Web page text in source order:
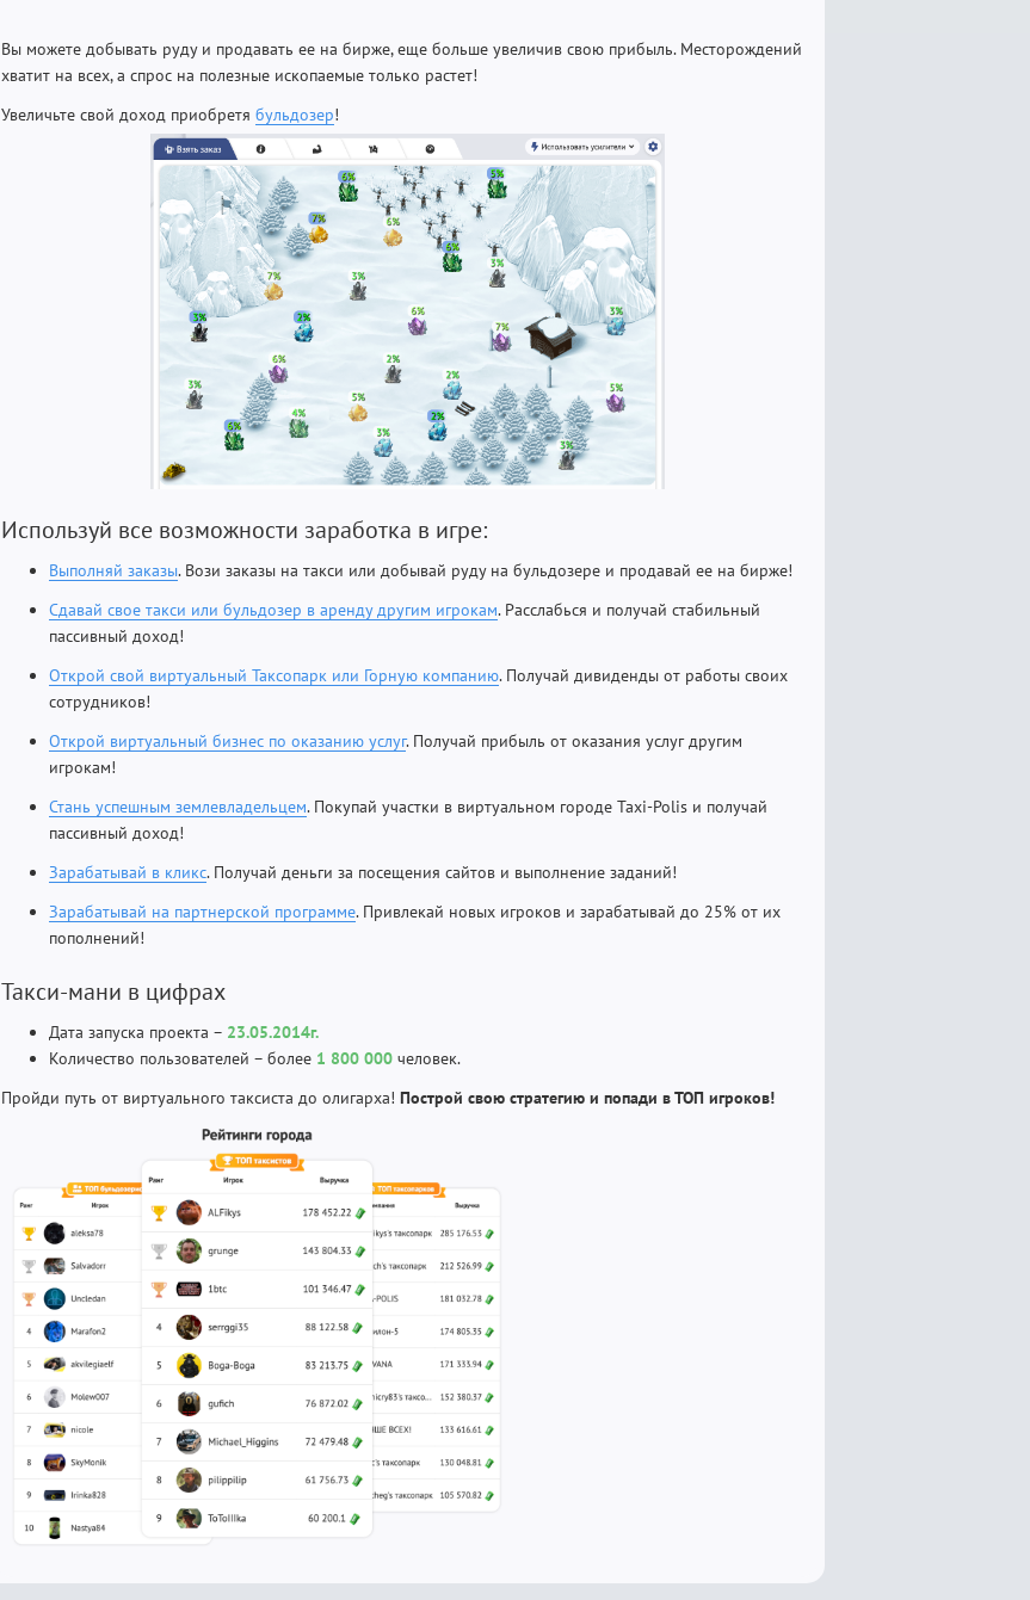
Вы можете добывать руду и продавать ее на бирже, еще больше увеличив свою прибыль. Месторождений
хватит на всех, а спрос на полезные ископаемые только растет!
Увеличьте свой доход приобретя бульдозер!
Используй все возможности заработка в игре:
Выполняй заказы. Вози заказы на такси или добывай руду на бульдозере и продавай ее на бирже!
Сдавай свое такси или бульдозер в аренду другим игрокам. Расслабься и получай стабильный
пассивный доход!
Открой свой виртуальный Таксопарк или Горную компанию. Получай дивиденды от работы своих
сотрудников!
Открой виртуальный бизнес по оказанию услуг. Получай прибыль от оказания услуг другим
игрокам!
Стань успешным землевладельцем. Покупай участки в виртуальном городе Taxi-Polis и получай
пассивный доход!
Зарабатывай в кликс. Получай деньги за посещения сайтов и выполнение заданий!
Зарабатывай на партнерской программе. Привлекай новых игроков и зарабатывай до 25% от их
пополнений!
Такси-мани в цифрах
Дата запуска проекта – 23.05.2014г.
Количество пользователей – более 1 800 000 человек.
Пройди путь от виртуального таксиста до олигарха! Построй свою стратегию и попади в ТОП игроков!